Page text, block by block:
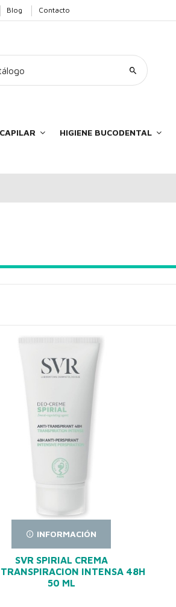
Blog Contacto
HIGIENE BUCODENTAL
INFORMACIÓN
SVR SPIRIAL CREMA
INTENSA 48H
50 ML